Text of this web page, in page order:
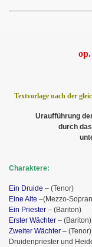
Textvorlage nach der
Uraufführung
durch
Charaktere:
Ein Druide – (Tenor)
Eine Alte –(Mezzo-
Ein Priester – (Bariton)
Erster Wächter – (Bariton)
Zweiter Wächter – (Tenor)
Druidenpriester und